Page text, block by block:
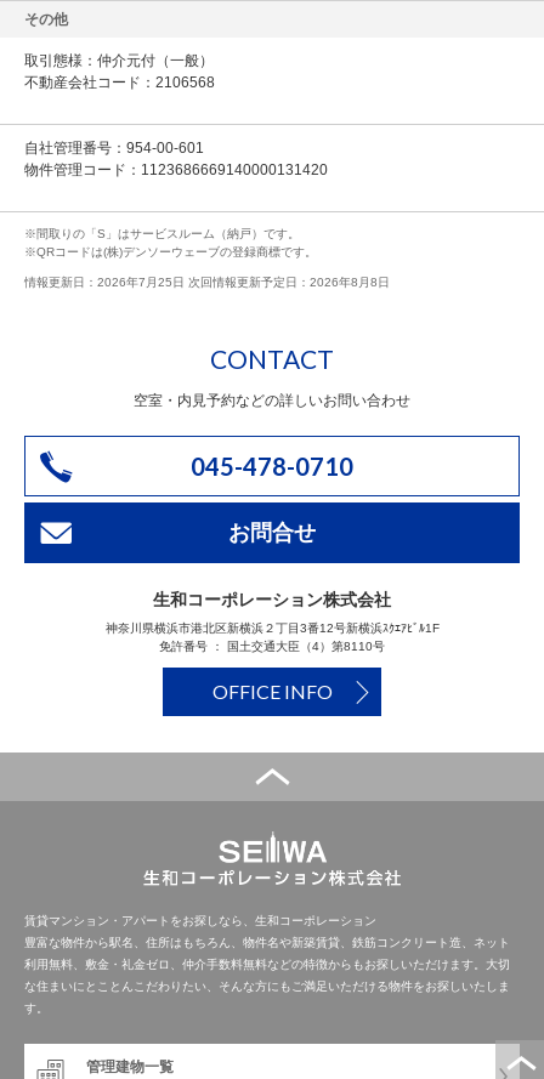
その他
取引態様：仲介元付（一般）
不動産会社コード：2106568
自社管理番号：954-00-601
物件管理コード：1123686669140000131420
※間取りの「S」はサービスルーム（納戸）です。
※QRコードは(株)デンソーウェーブの登録商標です。
情報更新日：2026年7月25日 次回情報更新予定日：2026年8月8日
CONTACT
空室・内見予約などの詳しいお問い合わせ
045-478-0710
お問合せ
生和コーポレーション株式会社
神奈川県横浜市港北区新横浜２丁目3番12号新横浜ｽｸｴｱﾋﾞﾙ1F
免許番号 ： 国土交通大臣（4）第8110号
OFFICE INFO
賃貸マンション・アパートをお探しなら、生和コーポレーション
豊富な物件から駅名、住所はもちろん、物件名や新築賃貸、鉄筋コンクリート造、ネット
利用無料、敷金・礼金ゼロ、仲介手数料無料などの特徴からもお探しいただけます。大切
な住まいにとことんこだわりたい、そんな方にもご満足いただける物件をお探しいたしま
す。
管理建物一覧